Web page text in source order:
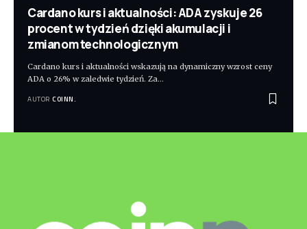
Cardano kurs i aktualności: ADA zyskuje 26
procent w tydzień dzięki akumulacji i
zmianom technologicznym
Cardano kurs i aktualności wskazują na dynamiczny wzrost ceny
ADA o 26% w zaledwie tydzień. Za…
AUTOR COINN.